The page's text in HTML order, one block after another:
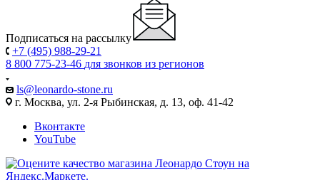
Подписаться на рассылку
+7 (495) 988-29-21
8 800 775-23-46 для звонков из регионов
ls@leonardo-stone.ru
г. Москва, ул. 2-я Рыбинская, д. 13, оф. 41-42
Вконтакте
YouTube